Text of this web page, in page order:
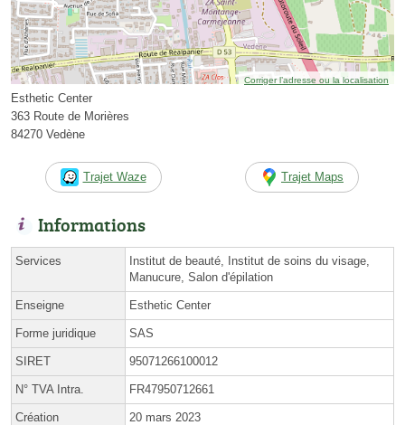
Corriger l’adresse ou la localisation
Esthetic Center
363 Route de Morières
84270 Vedène
Trajet Waze Trajet Maps
Informations
Services
Institut de beauté, Institut de soins du visage,
Manucure, Salon d'épilation
Enseigne Esthetic Center
Forme juridique SAS
SIRET 95071266100012
N° TVA Intra. FR47950712661
Création 20 mars 2023